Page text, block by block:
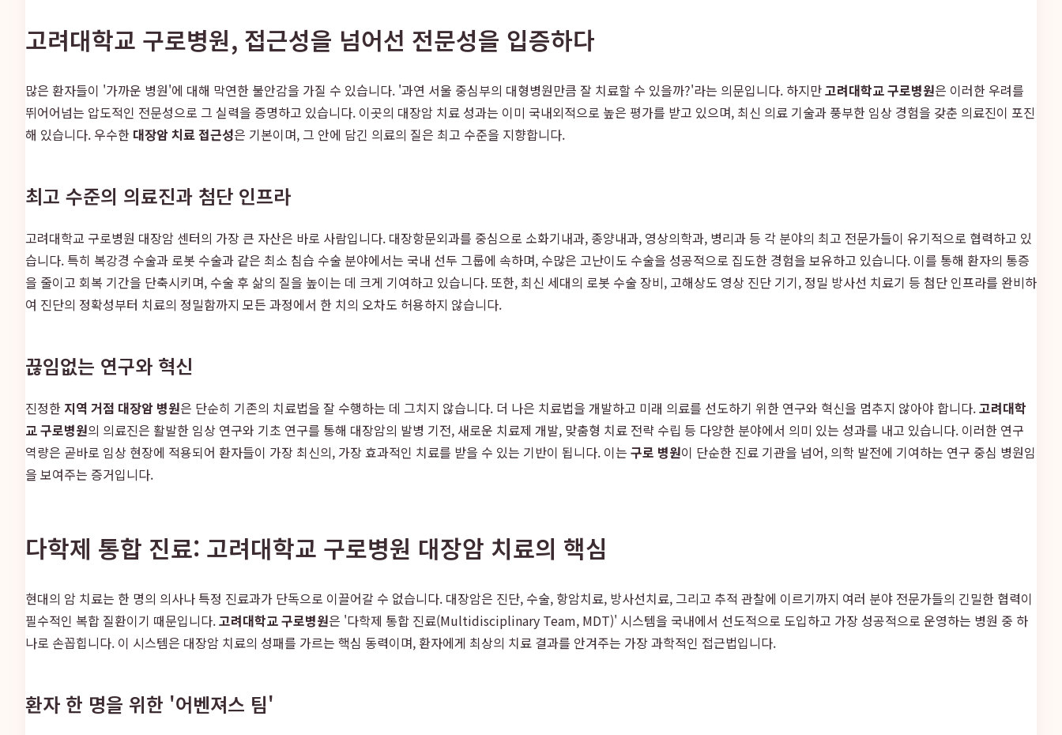
고려대학교 구로병원, 접근성을 넘어선 전문성을 입증하다
많은 환자들이 '가까운 병원'에 대해 막연한 불안감을 가질 수 있습니다. '과연 서울 중심부의 대형병원만큼 잘 치료할 수 있을까?'라는 의문입니다. 하지만고려대학교 구로병원은 이러한 우려를
뛰어어넘는 압도적인 전문성으로 그 실력을 증명하고 있습니다. 이곳의 대장암 치료 성과는 이미 국내외적으로 높은 평가를 받고 있으며, 최신 의료 기술과 풍부한 임상 경험을 갖춘 의료진이 포진
해 있습니다. 우수한 대장암 치료 접근성은 기본이며, 그 안에 담긴 의료의 질은 최고 수준을 지향합니다.
최고 수준의 의료진과 첨단 인프라
고려대학교 구로병원 대장암 센터의 가장 큰 자산은 바로 사람입니다. 대장항문외과를 중심으로 소화기내과, 종양내과, 영상의학과, 병리과 등 각 분야의 최고 전문가들이 유기적으로 협력하고 있
습니다. 특히 복강경 수술과 로봇 수술과 같은 최소 침습 수술 분야에서는 국내 선두 그룹에 속하며, 수많은 고난이도 수술을 성공적으로 집도한 경험을 보유하고 있습니다. 이를 통해 환자의 통증
을 줄이고 회복 기간을 단축시키며, 수술 후 삶의 질을 높이는 데 크게 기여하고 있습니다. 또한, 최신 세대의 로봇 수술 장비, 고해상도 영상 진단 기기, 정밀 방사선 치료기 등 첨단 인프라를 완비하
여 진단의 정확성부터 치료의 정밀함까지 모든 과정에서 한 치의 오차도 허용하지 않습니다.
끊임없는 연구와 혁신
진정한 지역 거점 대장암 병원은 단순히 기존의 치료법을 잘 수행하는 데 그치지 않습니다. 더 나은 치료법을 개발하고 미래 의료를 선도하기 위한 연구와 혁신을 멈추지 않아야 합니다.고려대학
교 구로병원의 의료진은 활발한 임상 연구와 기초 연구를 통해 대장암의 발병 기전, 새로운 치료제 개발, 맞춤형 치료 전략 수립 등 다양한 분야에서 의미 있는 성과를 내고 있습니다. 이러한 연구
역량은 곧바로 임상 현장에 적용되어 환자들이 가장 최신의, 가장 효과적인 치료를 받을 수 있는 기반이 됩니다. 이는 구로 병원이 단순한 진료 기관을 넘어, 의학 발전에 기여하는 연구 중심 병원임
을 보여주는 증거입니다.
다학제 통합 진료: 고려대학교 구로병원 대장암 치료의 핵심
현대의 암 치료는 한 명의 의사나 특정 진료과가 단독으로 이끌어갈 수 없습니다. 대장암은 진단, 수술, 항암치료, 방사선치료, 그리고 추적 관찰에 이르기까지 여러 분야 전문가들의 긴밀한 협력이
필수적인 복합 질환이기 때문입니다.고려대학교 구로병원은 '다학제 통합 진료(Multidisciplinary Team, MDT)' 시스템을 국내에서 선도적으로 도입하고 가장 성공적으로 운영하는 병원 중 하
나로 손꼽힙니다. 이 시스템은 대장암 치료의 성패를 가르는 핵심 동력이며, 환자에게 최상의 치료 결과를 안겨주는 가장 과학적인 접근법입니다.
환자 한 명을 위한 '어벤져스 팀'